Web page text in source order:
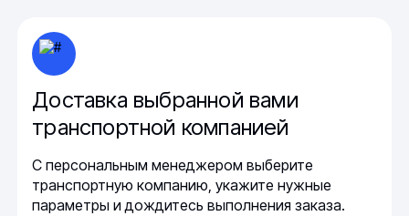
Доставка выбранной вами
транспортной компанией
С персональным менеджером выберите
транспортную компанию, укажите нужные
параметры и дождитесь выполнения заказа.